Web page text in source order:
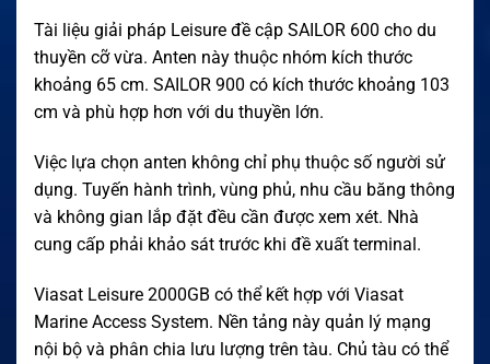
Tài liệu giải pháp Leisure đề cập SAILOR 600 cho du
thuyền cỡ vừa. Anten này thuộc nhóm kích thước
khoảng 65 cm. SAILOR 900 có kích thước khoảng 103
cm và phù hợp hơn với du thuyền lớn.
Việc lựa chọn anten không chỉ phụ thuộc số người sử
dụng. Tuyến hành trình, vùng phủ, nhu cầu băng thông
và không gian lắp đặt đều cần được xem xét. Nhà
cung cấp phải khảo sát trước khi đề xuất terminal.
Viasat Leisure 2000GB có thể kết hợp với Viasat
Marine Access System. Nền tảng này quản lý mạng
nội bộ và phân chia lưu lượng trên tàu. Chủ tàu có thể